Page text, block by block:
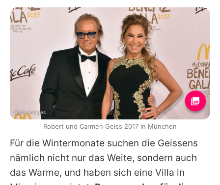
Für die Wintermonate suchen die Geissens
nämlich nicht nur das Weite, sondern auch
das Warme, und haben sich eine Villa in
Getty Images
Robert und Carmen Geiss 2017 in München